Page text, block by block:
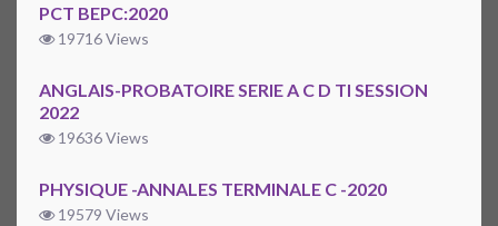
PCT BEPC:2020
19716 Views
ANGLAIS-PROBATOIRE SERIE A C D TI SESSION
2022
19636 Views
PHYSIQUE -ANNALES TERMINALE C -2020
19579 Views